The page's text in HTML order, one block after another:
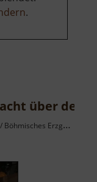
.
über dem
Erzgebirge